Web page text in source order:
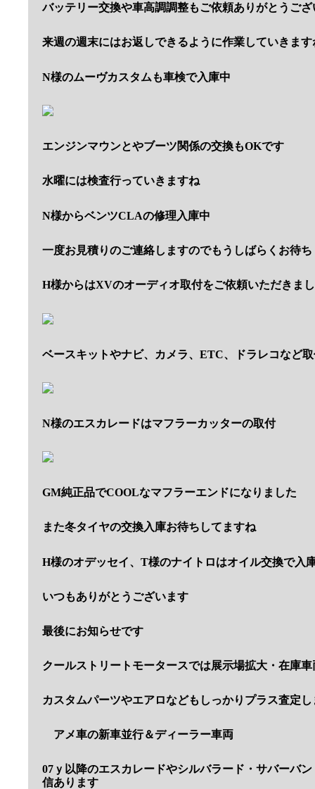
バッテリー交換や車高調調整もご依頼ありがとうござ
来週の週末にはお返しできるように作業していきます
N様のムーヴカスタムも車検で入庫中
エンジンマウンとやブーツ関係の交換もOKです
水曜には検査行っていきますね
N様からベンツCLAの修理入庫中
一度お見積りのご連絡しますのでもうしばらくお待ち
H様からはXVのオーディオ取付をご依頼いただきま
ベースキットやナビ、カメラ、ETC、ドラレコなど
N様のエスカレードはマフラーカッターの取付
GM純正品でCOOLなマフラーエンドになりました
また冬タイヤの交換入庫お待ちしてますね
H様のオデッセイ、T様のナイトロはオイル交換で入
いつもありがとうございます
最後にお知らせです
クールストリートモータースでは展示場拡大・在庫
カスタムパーツやエアロなどもしっかりプラス査定し
アメ車の新車並行＆ディーラー車両
07ｙ以降のエスカレードやシルバラード・サバーバ
信あります